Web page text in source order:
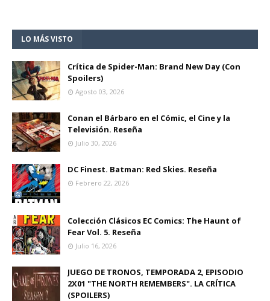
LO MÁS VISTO
Crítica de Spider-Man: Brand New Day (Con
Spoilers)
Agosto 03, 2026
Conan el Bárbaro en el Cómic, el Cine y la
Televisión. Reseña
Julio 30, 2026
DC Finest. Batman: Red Skies. Reseña
Febrero 22, 2026
Colección Clásicos EC Comics: The Haunt of
Fear Vol. 5. Reseña
Julio 16, 2026
JUEGO DE TRONOS, TEMPORADA 2, EPISODIO
2X01 "THE NORTH REMEMBERS". LA CRÍTICA
(SPOILERS)